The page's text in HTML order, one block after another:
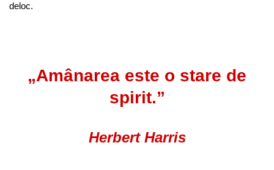
deloc.
„Amânarea este o stare de
spirit.”
Herbert Harris